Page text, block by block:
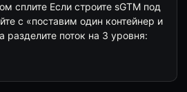
сплите Если строите sGTM под
с «поставим один контейнер и
разделите поток на 3 уровня: